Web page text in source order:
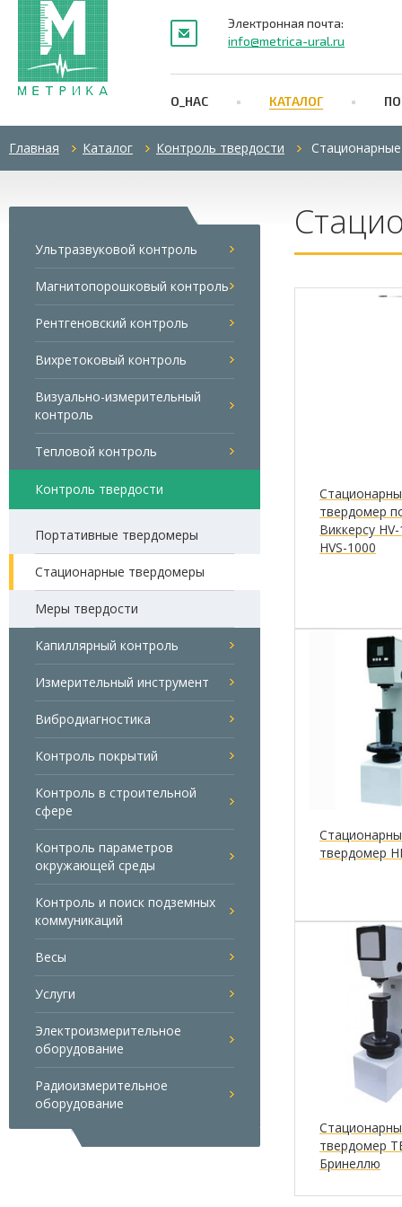
Электронная почта:
info@metrica-ural.ru
О_НАС КАТАЛОГ
Главная Каталог Контроль твердости
Ультразвуковой контроль
Магнитопорошковый контроль
Рентгеновский контроль
Вихретоковый контроль
Визуально-измерительный
контроль
Тепловой контроль
Контроль твердости
Портативные твердомеры
Стационарные твердомеры
Меры твердости
Капиллярный контроль
Измерительный инструмент
Вибродиагностика
Контроль покрытий
Контроль в строительной
сфере
Контроль параметров
окружающей среды
Контроль и поиск подземных
коммуникаций
Весы
Услуги
Электроизмерительное
оборудование
Радиоизмерительное
оборудование
твердомер
Виккерсу
HVS-1000
твердомер
твердомер
Бринеллю